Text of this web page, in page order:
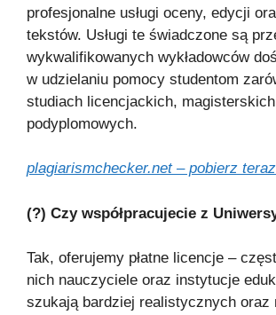
profesjonalne usługi oceny, edycji
tekstów. Usługi te świadczone są
wykwalifikowanych wykładowców
w udzielaniu pomocy studentom
studiach licencjackich,
podyplomowych.
plagiarismchecker.net – pobierz
(?) Czy współpracujecie z
Tak, oferujemy płatne licencje –
nich nauczyciele oraz instytucje
szukają bardziej realistycznych oraz